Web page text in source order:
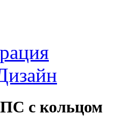
с кольцом